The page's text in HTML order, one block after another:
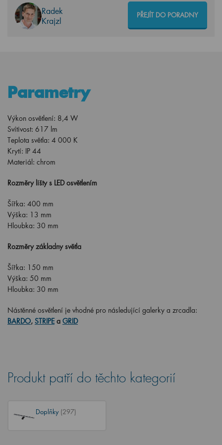
Radek
Krajzl
PŘEJÍT DO PORADNY
Parametry
Výkon osvětlení: 8,4 W
Svítivost: 617 lm
Teplota světla: 4 000 K
Krytí: IP 44
Materiál: chrom
Rozměry lišty s LED osvětlením
Šířka: 400 mm
Výška: 13 mm
Hloubka: 30 mm
Rozměry základny světla
Šířka: 150 mm
Výška: 50 mm
Hloubka: 30 mm
Nástěnné osvětlení je vhodné pro následující galerky a zrcadla:
BARDO, STRIPE a GRID
Produkt patří do těchto kategorií
Doplňky (297)